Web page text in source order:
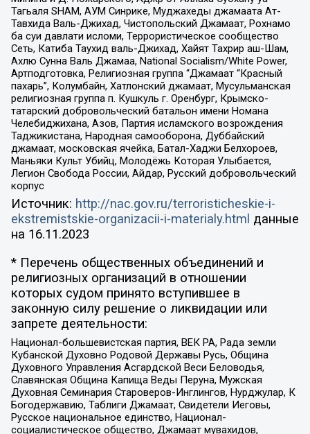
Тагьаля SHAM, АУМ Синрике, Муджахеды джамаата Ат-
Тавхида Валь-Джихад, Чистопольский Джамаат, Рохнамо
ба суи давлати исломи, Террористическое сообщество
Сеть, Катиба Таухид валь-Джихад, Хайят Тахрир аш-Шам,
Ахлю Сунна Валь Джамаа, National Socialism/White Power,
Артподготовка, Религиозная группа “Джамаат “Красный
пахарь”, Колумбайн, Хатлонский джамаат, Мусульманская
религиозная группа п. Кушкуль г. Оренбург, Крымско-
татарский добровольческий батальон имени Номана
Челебиджихана, Азов, Партия исламского возрождения
Таджикистана, Народная самооборона, Дуббайский
джамаат, московская ячейка, Батал-Хаджи Белхороев,
Маньяки Культ Убийц, Молодёжь Которая Улыбается,
Легион Свобода России, Айдар, Русский добровольческий
корпус
Источник: http://nac.gov.ru/terroristicheskie-i-
ekstremistskie-organizacii-i-materialy.html данные
на 16.11.2023
* Перечень общественных объединений и
религиозных организаций в отношении
которых судом принято вступившее в
законную силу решение о ликвидации или
запрете деятельности:
Национал-большевистская партия, ВЕК РА, Рада земли
Кубанской Духовно Родовой Державы Русь, Община
Духовного Управления Асгардской Веси Беловодья,
Славянская Община Капища Веды Перуна, Мужская
Духовная Семинария Староверов-Инглингов, Нурджулар, К
Богодержавию, Таблиги Джамаат, Свидетели Иеговы,
Русское национальное единство, Национал-
социалистическое общество, Джамаат мувахидов,